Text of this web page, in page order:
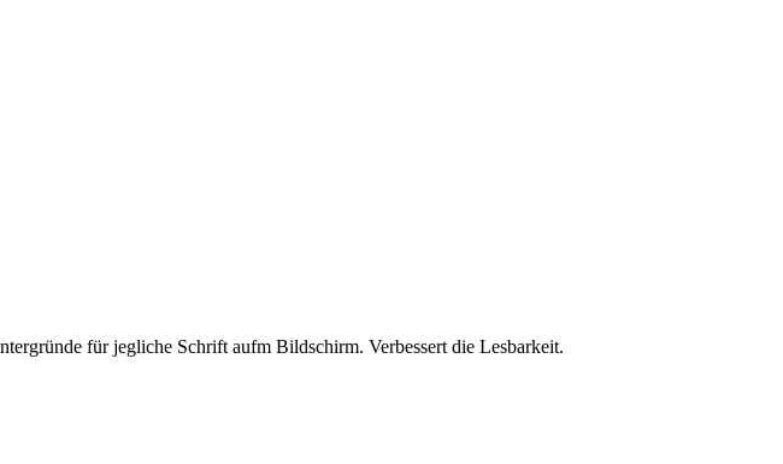
für jegliche Schrift aufm Bildschirm. Verbessert die Lesbarkeit.